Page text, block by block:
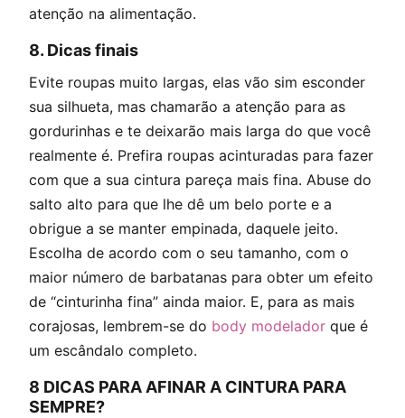
atenção na alimentação.
8. Dicas finais
Evite roupas muito largas, elas vão sim esconder
sua silhueta, mas chamarão a atenção para as
gordurinhas e te deixarão mais larga do que você
realmente é. Prefira roupas acinturadas para fazer
com que a sua cintura pareça mais fina. Abuse do
salto alto para que lhe dê um belo porte e a
obrigue a se manter empinada, daquele jeito.
Escolha de acordo com o seu tamanho, com o
maior número de barbatanas para obter um efeito
de “cinturinha fina” ainda maior. E, para as mais
corajosas, lembrem-se do body modelador que é
um escândalo completo.
8 DICAS PARA AFINAR A CINTURA PARA
SEMPRE?